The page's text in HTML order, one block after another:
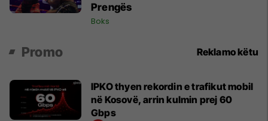
Prengës
Boks
Promo Reklamo këtu
IPKO thyen rekordin e trafikut mobil
në Kosovë, arrin kulmin prej 60
Gbps